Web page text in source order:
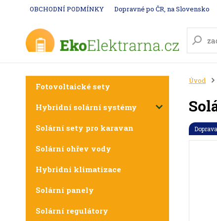
OBCHODNÍ PODMÍNKY Dopravné po ČR, na Slovensko
Fotovoltaické sety
Hybridní solární systémy
Solární sety pro karavan
Solární ohřev vody
Hybridní klimatizace
Solární panely
Solární regulátory
Úvod